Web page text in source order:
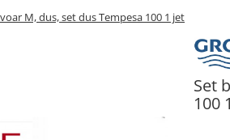
M, dus, set dus Tempesa 100 1 jet
Set
100